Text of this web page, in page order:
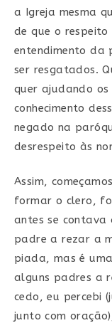
a Igreja mesma
de que o
entendimento da
ser resgatados.
quer ajudando
conhecimento
negado na
desrespeito às
Assim,
formar o clero,
antes se contava
padre a rezar a
piada, mas é
alguns padres a
cedo, eu percebi
junto com